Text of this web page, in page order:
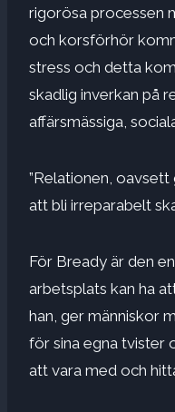
rigorösa processen
och korsförhör
stress och detta
skadlig inverkan på
affärsmässiga,
”Relationen,
att bli irreparabelt
För Bready är den
arbetsplats kan ha
han, ger människor
för sina egna tvister
att vara med och